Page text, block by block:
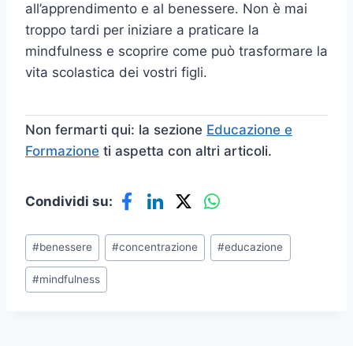
all’apprendimento e al benessere. Non è mai
troppo tardi per iniziare a praticare la
mindfulness e scoprire come può trasformare la
vita scolastica dei vostri figli.
Non fermarti qui: la sezione Educazione e
Formazione ti aspetta con altri articoli.
Condividi su:
Tag
articolo:
#benessere #concentrazione #educazione
#mindfulness